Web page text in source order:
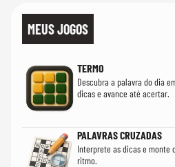
MEUS JOGOS
TERMO
Descubra a palavra do dia
dicas e avance até acertar.
PALAVRAS CRUZADAS
Interprete as dicas e monte
ritmo.